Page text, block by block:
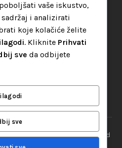
prava pridržana© 2026 || Designed
vaše iskustvo,
i analizirati
koje kolačiće želite
. Kliknite Prihvati
sve da odbijete
sve